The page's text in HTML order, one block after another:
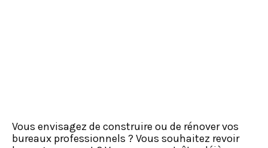
Vous envisagez de construire ou de rénover vos
bureaux professionnels ? Vous souhaitez revoir